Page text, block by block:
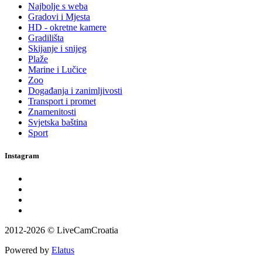
Najbolje s weba
Gradovi i Mjesta
HD - okretne kamere
Gradilišta
Skijanje i snijeg
Plaže
Marine i Lučice
Zoo
Događanja i zanimljivosti
Transport i promet
Znamenitosti
Svjetska baština
Sport
Instagram
2012-2026 © LiveCamCroatia
Powered by Elatus